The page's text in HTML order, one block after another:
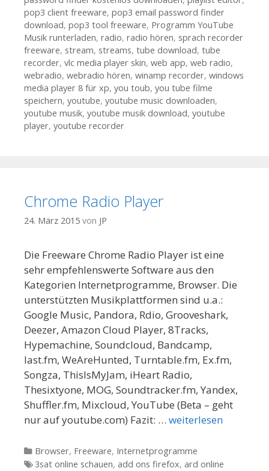
pop3 client freeware, pop3 email password finder
download, pop3 tool freeware, Programm YouTube
Musik runterladen, radio, radio hören, sprach recorder
freeware, stream, streams, tube download, tube
recorder, vlc media player skin, web app, web radio,
webradio, webradio hören, winamp recorder, windows
media player 8 für xp, you toub, you tube filme
speichern, youtube, youtube music downloaden,
youtube musik, youtube musik download, youtube
player, youtube recorder
Chrome Radio Player
24. März 2015 von JP
Die Freeware Chrome Radio Player ist eine
sehr empfehlenswerte Software aus den
Kategorien Internetprogramme, Browser. Die
unterstützten Musikplattformen sind u.a.:
Google Music, Pandora, Rdio, Grooveshark,
Deezer, Amazon Cloud Player, 8Tracks,
Hypemachine, Soundcloud, Bandcamp,
last.fm, WeAreHunted, Turntable.fm, Ex.fm,
Songza, ThisIsMyJam, iHeart Radio,
Thesixtyone, MOG, Soundtracker.fm, Yandex,
Shuffler.fm, Mixcloud, YouTube (Beta – geht
nur auf youtube.com) Fazit: … weiterlesen
Kategorien
Browser, Freeware, Internetprogramme
Tags
3sat online schauen, add ons firefox, ard online